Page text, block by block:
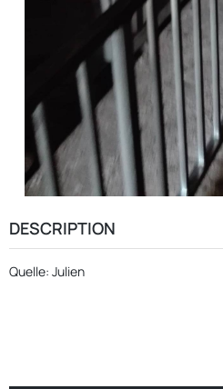
DESCRIPTION
Quelle: Julien